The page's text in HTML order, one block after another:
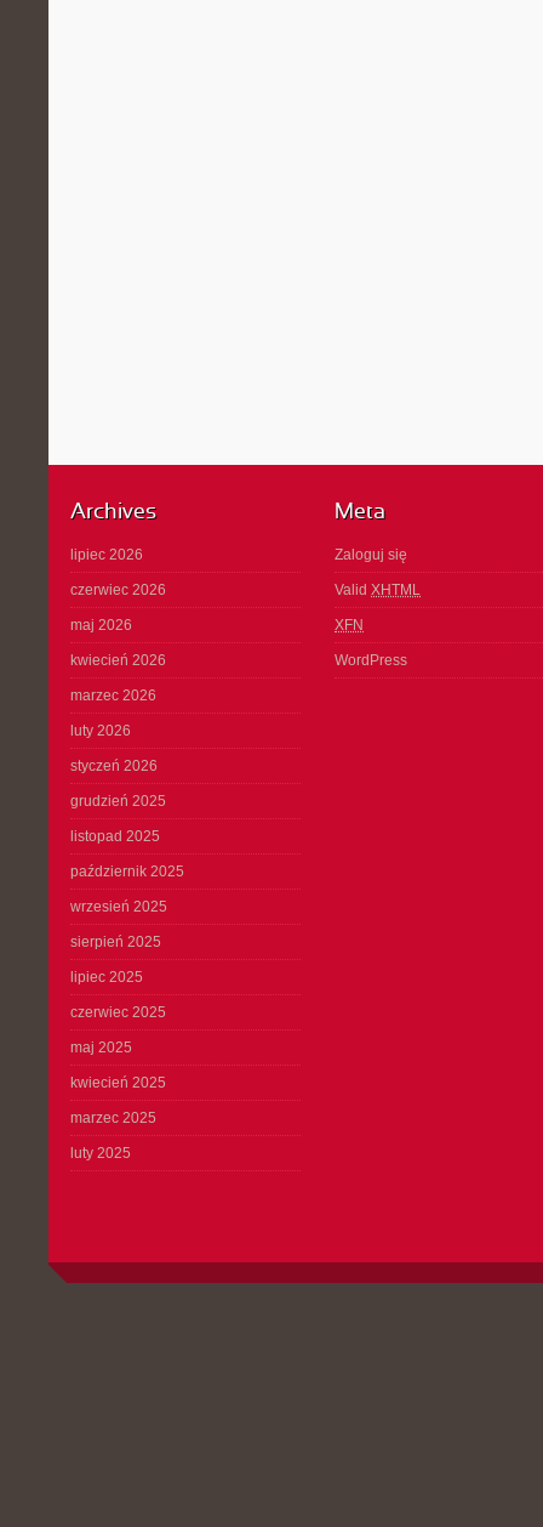
Archives
lipiec 2026
czerwiec 2026
maj 2026
kwiecień 2026
marzec 2026
luty 2026
styczeń 2026
grudzień 2025
listopad 2025
październik 2025
wrzesień 2025
sierpień 2025
lipiec 2025
czerwiec 2025
maj 2025
kwiecień 2025
marzec 2025
luty 2025
Meta
Zaloguj się
Valid XHTML
XFN
WordPress